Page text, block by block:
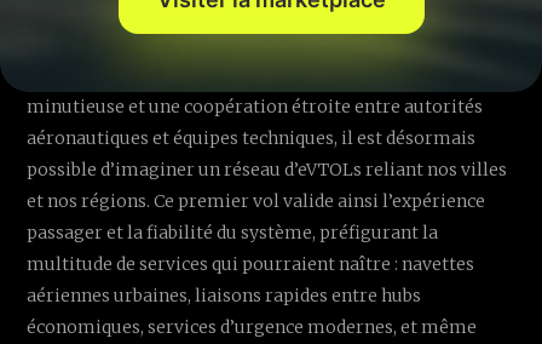
appareils militaires présents lors du célèbre salon aérien.
minutieuse et une coopération étroite entre autorités
aéronautiques et équipes techniques, il est désormais
possible d’imaginer un réseau d’eVTOLs reliant nos villes
et nos régions. Ce premier vol valide ainsi l’expérience
passager et la fiabilité du système, préfigurant la
multitude de services qui pourraient naître : navettes
aériennes urbaines, liaisons rapides entre hubs
économiques, services d’urgence modernes, et même